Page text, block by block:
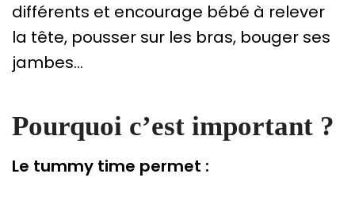
différents et encourage bébé à relever
la tête, pousser sur les bras, bouger ses
jambes…
Pourquoi c’est important ?
Le tummy time permet :